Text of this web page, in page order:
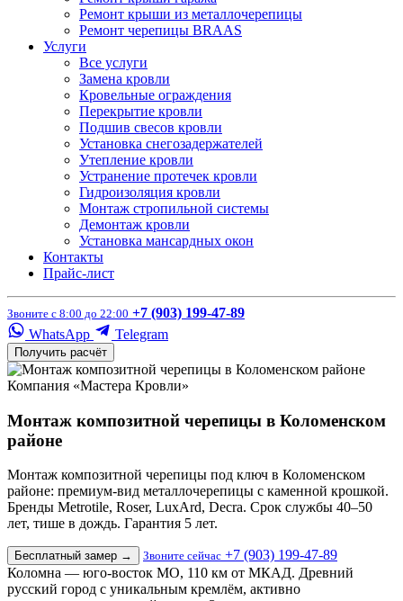
Ремонт крыши из металлочерепицы
Ремонт черепицы BRAAS
Услуги
Все услуги
Замена кровли
Кровельные ограждения
Перекрытие кровли
Подшив свесов кровли
Установка снегозадержателей
Утепление кровли
Устранение протечек кровли
Гидроизоляция кровли
Монтаж стропильной системы
Демонтаж кровли
Установка мансардных окон
Контакты
Прайс-лист
Звоните с 8:00 до 22:00 +7 (903) 199-47-89
WhatsApp
Telegram
Получить расчёт
Компания «Мастера Кровли»
Монтаж композитной черепицы в Коломенском
районе
Монтаж композитной черепицы под ключ в Коломенском
районе: премиум-вид металлочерепицы с каменной крошкой.
Бренды Metrotile, Roser, LuxArd, Decra. Срок службы 40–50
лет, тише в дождь. Гарантия 5 лет.
Бесплатный замер → Звоните сейчас +7 (903) 199-47-89
Коломна — юго-восток МО, 110 км от МКАД. Древний
русский город с уникальным кремлём, активно